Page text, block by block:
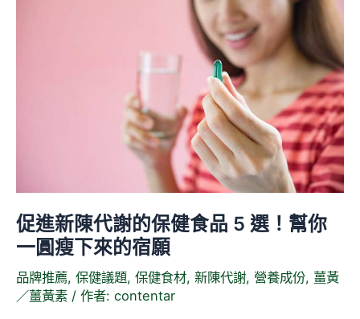
促進新陳代謝的保健食品 5 選！幫你
一圓瘦下來的宿願
品牌推薦, 保健議題, 保健食材, 新陳代謝, 營養成份, 薑黃
／薑黃素 / 作者: contentar
5
選！
你